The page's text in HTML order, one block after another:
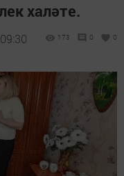
халәте.
173 0 0